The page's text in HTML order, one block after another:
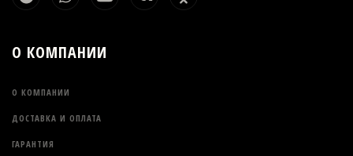
О КОМПАНИИ
О КОМПАНИИ
ДОСТАВКА И ОПЛАТА
ГАРАНТИЯ